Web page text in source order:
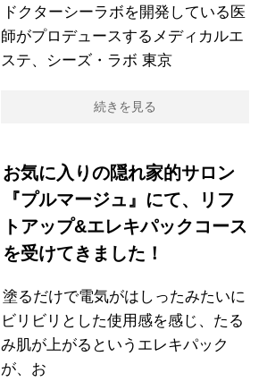
ドクターシーラボを開発している医
師がプロデュースするメディカルエ
ステ、シーズ・ラボ 東京
続きを見る
お気に入りの隠れ家的サロン
『プルマージュ』にて、リフ
トアップ&エレキパックコース
を受けてきました！
塗るだけで電気がはしったみたいに
ビリビリとした使用感を感じ、たる
み肌が上がるというエレキパック
が、お